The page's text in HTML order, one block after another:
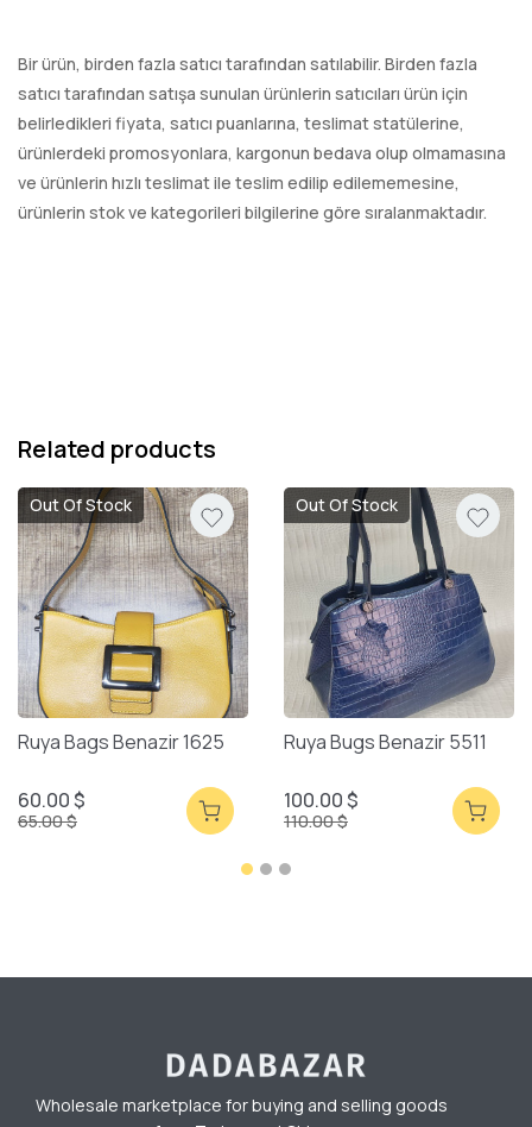
Bir ürün, birden fazla satıcı tarafından satılabilir. Birden fazla
satıcı tarafından satışa sunulan ürünlerin satıcıları ürün için
belirledikleri fiyata, satıcı puanlarına, teslimat statülerine,
ürünlerdeki promosyonlara, kargonun bedava olup olmamasına
ve ürünlerin hızlı teslimat ile teslim edilip edilememesine,
ürünlerin stok ve kategorileri bilgilerine göre sıralanmaktadır.
Related products
Out Of Stock
Ruya Bags Benazir 1625
60.00 $
65.00 $
Out Of Stock
Ruya Bugs Benazir 5511
100.00 $
110.00 $
Wholesale marketplace for buying and selling goods